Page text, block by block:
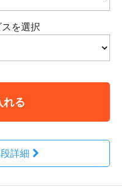
を選択
れる
詳細